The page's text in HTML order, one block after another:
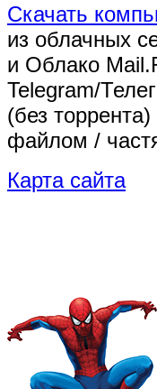
Скачать
из облачных
и Облако
Telegram/
(без торрента)
файлом /
Карта сайта